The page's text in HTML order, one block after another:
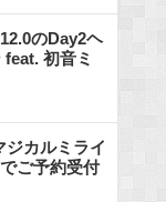
のDay2ヘ
初音ミ
ジカルミライ
ご予約受付